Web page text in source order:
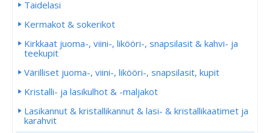
Taidelasi
Kermakot & sokerikot
Kirkkaat juoma-, viini-, likööri-, snapsilasit & kahvi- ja
teekupit
Värilliset juoma-, viini-, likööri-, snapsilasit, kupit
Kristalli- ja lasikulhot & -maljakot
Lasikannut & kristallikannut & lasi- & kristallikaatimet ja
karahvit